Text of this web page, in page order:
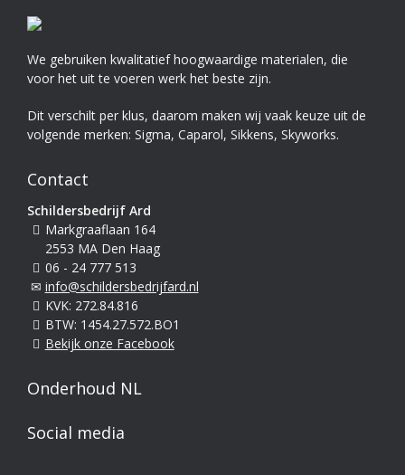
We gebruiken kwalitatief hoogwaardige materialen, die
voor het uit te voeren werk het beste zijn.
Dit verschilt per klus, daarom maken wij vaak keuze uit de
volgende merken: Sigma, Caparol, Sikkens, Skyworks.
Contact
Schildersbedrijf Ard
Markgraaflaan 164
2553 MA Den Haag
06 - 24 777 513
info@schildersbedrijfard.nl
KVK: 272.84.816
BTW: 1454.27.572.BO1
Bekijk onze Facebook
Onderhoud NL
Social media